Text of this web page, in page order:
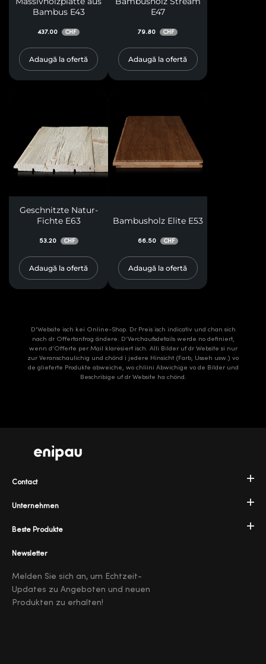
Bambus E43
437.00 CHF
Adaugă la ofertă
E47
79.80 CHF
Adaugă la ofertă
Geschnitzte Natur-
Fichte E63
53.20 CHF
Adaugă la ofertă
Bambusholz Elite E53
66.50 CHF
Adaugă la ofertă
D'Website isch kei Online-Shop. Dr Preis isch indicativ und chan sich
nach dr Offertanfrag ändere. D’Verchaufsdetails werde no definiert,
wenn d’Offerte per Mail klaresiert isch. Alli Bilder uf dr Website si nur
zur Veranschaulichig und chönd i jedere Hinsicht (Farb, Usseh usw.) vo
de glieferte Produkte abweiche, wo chliini Abwichige vo de Bilder und
Beschribige uf dr Website ha chönd.
Unternehmen
Beste Produkte
Contact
Newsletter
Melden Sie sich an, um Echtzeit-
Updates zu Angeboten und neuen
Produkten zu erhalten!